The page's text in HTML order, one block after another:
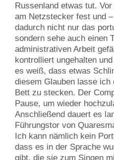
Russenland etwas tut.
am Netzstecker fest und
dadurch nicht nur das
sondern sehe auch einen
administrativen Arbeit
kontrolliert ungehalten
es weiß, dass etwas
diesem Glauben lasse
Bett zu stecken. Der
Pause, um wieder
Anschließend dauert es
Führungstor von
Ich kann nämlich kein
dass es in der Sprache
gibt, die sie zum Singen